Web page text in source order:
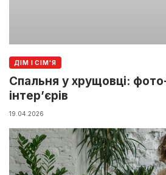
ДІМ І СІМ'Я
Спальня у хрущовці:
інтер’єрів
19.04.2026